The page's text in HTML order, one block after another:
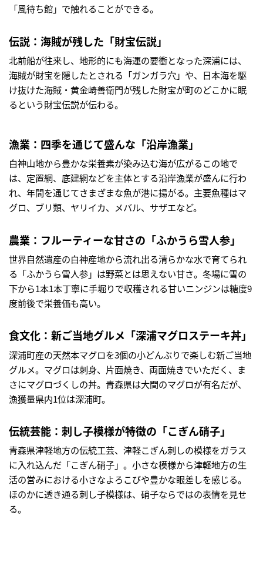
「風待ち館」で触れることができる。
伝説：海賊が残した「財宝伝説」
北前船が往来し、地形的にも海運の要衝となった深浦には、
海賊が財宝を隠したとされる「ガンガラ穴」や、日本海を駆
け抜けた海賊・黄金崎善衛門が残した財宝が町のどこかに眠
るという財宝伝説が伝わる。
漁業：四季を通じて盛んな「沿岸漁業」
白神山地から豊かな栄養素が染み込む海が広がるこの地で
は、定置網、底建網などを主体とする沿岸漁業が盛んに行わ
れ、年間を通じてさまざまな魚が港に揚がる。主要魚種はマ
グロ、ブリ類、ヤリイカ、メバル、サザエなど。
農業：フルーティーな甘さの「ふかうら雪人参」
世界自然遺産の白神産地から流れ出る清らかな水で育てられ
る「ふかうら雪人参」は野菜とは思えない甘さ。冬場に雪の
下から1本1本丁寧に手堀りで収穫される甘いニンジンは糖度9
度前後で栄養価も高い。
食文化：新ご当地グルメ「深浦マグロステーキ丼」
深浦町産の天然本マグロを3個の小どんぶりで楽しむ新ご当地
グルメ。マグロは刺身、片面焼き、両面焼きでいただく、ま
さにマグロづくしの丼。青森県は大間のマグロが有名だが、
漁獲量県内1位は深浦町。
伝統芸能：刺し子模様が特徴の「こぎん硝子」
青森県津軽地方の伝統工芸、津軽こぎん刺しの模様をガラス
に入れ込んだ「こぎん硝子」。小さな模様から津軽地方の生
活の営みにおける小さなよろこびや豊かな眼差しを感じる。
ほのかに透き通る刺し子模様は、硝子ならではの表情を見せ
る。